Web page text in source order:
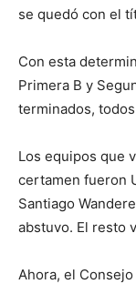
se quedó con el
Con esta
Primera B y
terminados,
Los equipos que
certamen fueron
Santiago
abstuvo. El resto
Ahora, el